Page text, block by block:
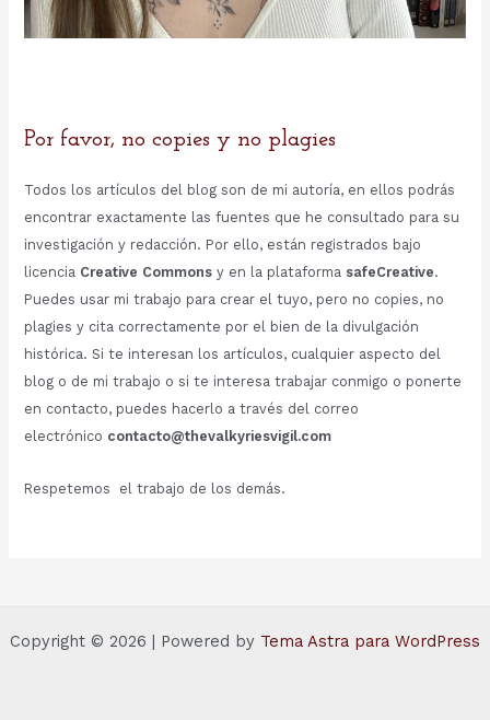
Por favor, no copies y no plagies
Todos los artículos del blog son de mi autoría, en ellos podrás
encontrar exactamente las fuentes que he consultado para su
investigación y redacción. Por ello, están registrados bajo
licencia Creative Commonsy en la plataforma safeCreative.
Puedes usar mi trabajo para crear el tuyo, pero no copies, no
plagies y cita correctamente por el bien de la divulgación
histórica. Si te interesan los artículos, cualquier aspecto del
blog o de mi trabajo o si te interesa trabajar conmigo o ponerte
en contacto, puedes hacerlo a través del correo
electrónico contacto@thevalkyriesvigil.com
Respetemos el trabajo de los demás.
Copyright © 2026 | Powered by Tema Astra para WordPress